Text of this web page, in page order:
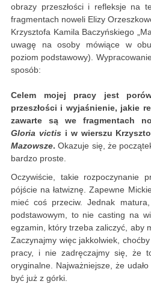
obrazy przeszłości i refleksje na
fragmentach noweli Elizy
Krzysztofa Kamila Baczyńskiego
uwagę na osoby mówiące w
poziom podstawowy).
sposób:
Celem mojej pracy jest
przeszłości i wyjaśnienie, jakie
zawarte są we fragmentach
Gloria victisi w wierszu
Mazowsze. Okazuje się, że
bardzo proste.
Oczywiście, takie rozpoczynanie
pójście na łatwiznę. Zapewne
mieć coś przeciw. Jednak
podstawowym, to nie casting na
egzamin, który trzeba zaliczyć, aby
Zaczynajmy więc jakkolwiek,
pracy, i nie zadręczajmy się, że
oryginalne. Najważniejsze, że
być już z górki.